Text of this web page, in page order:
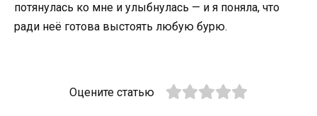
потянулась ко мне и улыбнулась — и я поняла, что
ради неё готова выстоять любую бурю.
Оцените статью